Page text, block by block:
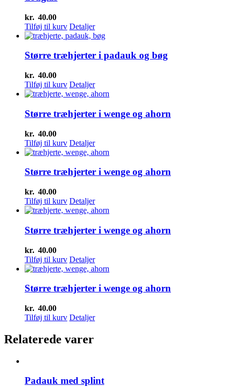
kr. 40.00
Tilføj til kurv Detaljer
Større træhjerter i padauk og bøg
kr. 40.00
Tilføj til kurv Detaljer
Større træhjerter i wenge og ahorn
kr. 40.00
Tilføj til kurv Detaljer
Større træhjerter i wenge og ahorn
kr. 40.00
Tilføj til kurv Detaljer
Større træhjerter i wenge og ahorn
kr. 40.00
Tilføj til kurv Detaljer
Større træhjerter i wenge og ahorn
kr. 40.00
Tilføj til kurv Detaljer
Relaterede varer
Padauk med splint